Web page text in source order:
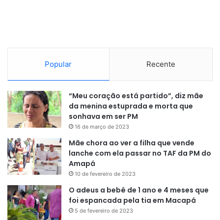
está vizinha do Amazonas. Você
não pode ser proibido de
em entrevista à imprensa em Nova
Déli, na Índia.
Popular Recente
“Meu coração está partido”, diz mãe
da menina estuprada e morta que
sonhava em ser PM
16 de março de 2023
Mãe chora ao ver a filha que vende
lanche com ela passar no TAF da PM do
Amapá
10 de fevereiro de 2023
O adeus a bebê de 1 ano e 4 meses que
foi espancada pela tia em Macapá
5 de fevereiro de 2023